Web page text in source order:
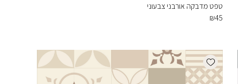
טפט מדבקה אורבני צבעוני
₪45
Add wishlist